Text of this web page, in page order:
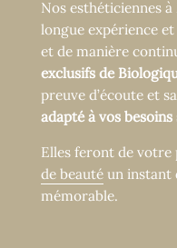
Nos esthéticiennes
longue expérience
et de manière
exclusifs de
preuve d’écoute et
adapté à vos
Elles feront de votre
de beautéun instant
mémorable.